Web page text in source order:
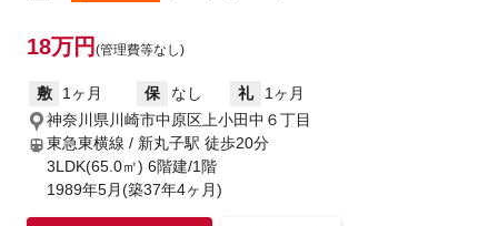
18万円 (管理費等なし)
敷 1ヶ月 保 なし 礼
1ヶ月
神奈川県川崎市中原区上小田中６丁目
東急東横線 / 新丸子駅 徒歩20分
3LDK(65.0㎡) 6階建/1階
1989年5月(築37年4ヶ月)